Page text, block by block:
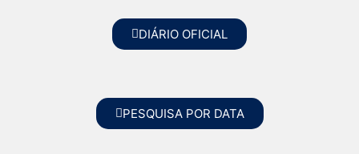
DIÁRIO OFICIAL
PESQUISA POR DATA